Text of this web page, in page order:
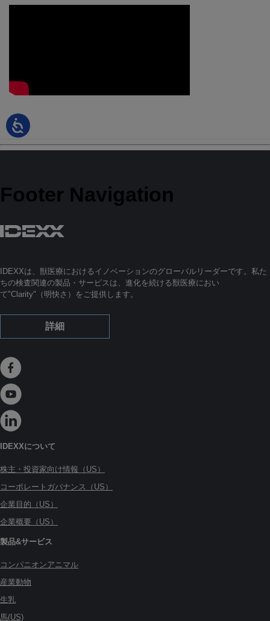
Footer Navigation
IDEXXは、獣医療におけるイノベーションのグローバルリーダーです。私た
ちの検査関連の製品・サービスは、進化を続ける獣医療におい
て"Clarity"（明快さ）をご提供します。
詳細
IDEXXについて
株主・投資家向け情報（US）
コーポレートガバナンス（US）
企業目的（US）
企業概要（US）
製品&サービス
コンパニオンアニマル
産業動物
生乳
馬(US)